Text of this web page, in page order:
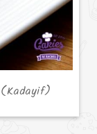
(Kadayif)